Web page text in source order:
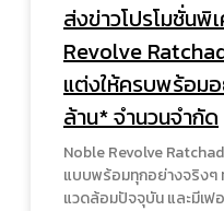
ส่งข่าวโปรโมชั่นพิ
Revolve
แต่งให้ครบพร้อมอ
ล้าน* จำนวนจำกัด
Noble Revolve
แบบพร้อมทุกอย่างจริงๆ
แวดล้อมปัจจุบัน และมีเฟ